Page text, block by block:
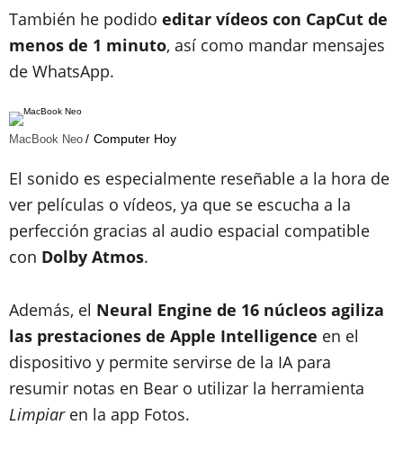
También he podido editar vídeos con CapCut de
menos de 1 minuto, así como mandar mensajes
de WhatsApp.
MacBook Neo Computer Hoy
El sonido es especialmente reseñable a la hora de
ver películas o vídeos, ya que se escucha a la
perfección gracias al audio espacial compatible
con Dolby Atmos.
Además, el Neural Engine de 16 núcleos agiliza
las prestaciones de Apple Intelligence en el
dispositivo y permite servirse de la IA para
resumir notas en Bear o utilizar la herramienta
Limpiar en la app Fotos.